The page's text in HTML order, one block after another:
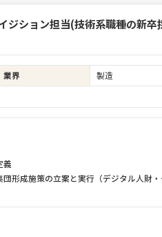
ジション担当(技術系職種の新
業界
製造
義
形成施策の立案と実行（デジタル人財